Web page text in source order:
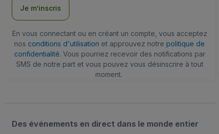
Je m’inscris
En vous connectant ou en créant un compte, vous acceptez
nos conditions d'utilisation et approuvez notre politique de
confidentialité. Vous pourriez recevoir des notifications par
SMS de notre part et vous pouvez vous désinscrire à tout
moment.
Des événements en direct dans le monde entier